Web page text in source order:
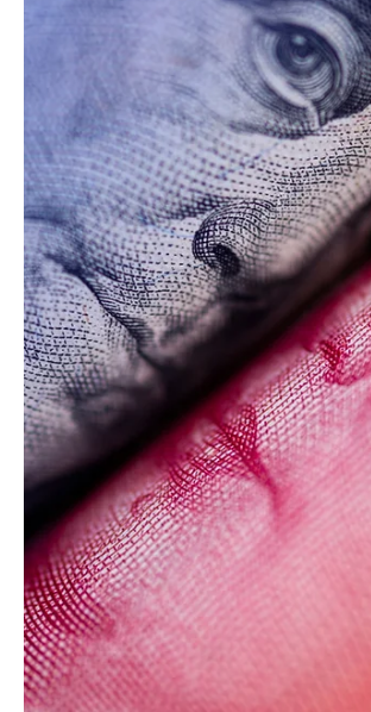
EL INFORMADOR DEL VALLE
19 jun 2025
1 min de lectura
Nacional
Los demócratas de Stonewall
cambio de nombre del buque
estadounidense Harvey Milk
Los demócratas de Stonewall condenan el